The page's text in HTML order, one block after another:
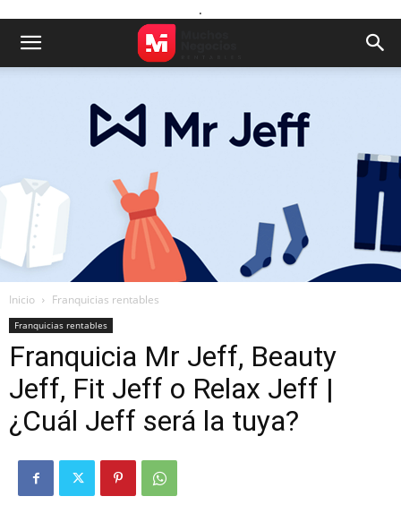
.
Inicio Franquicias rentables
Franquicias rentables
Franquicia Mr Jeff, Beauty
Jeff, Fit Jeff o Relax Jeff |
¿Cuál Jeff será la tuya?